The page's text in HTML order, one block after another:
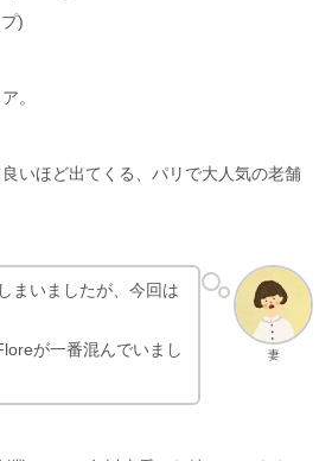
)
。
いほど出てくる、パリで大人気の老舗
妻
まいましたが、今回は
が一番混んでいまし